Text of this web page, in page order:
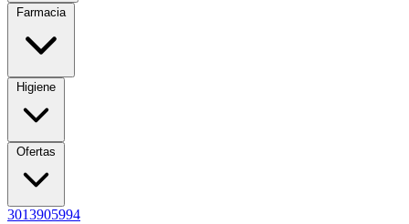
Farmacia
Higiene
Ofertas
3013905994